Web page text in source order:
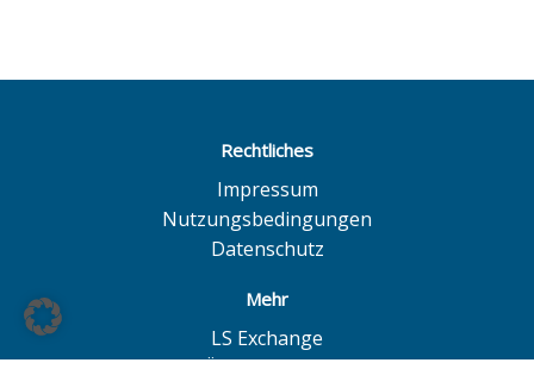
Rechtliches
Impressum
Nutzungsbedingungen
Datenschutz
Mehr
LS Exchange